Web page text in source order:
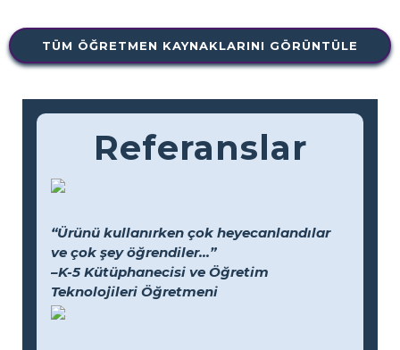
TÜM ÖĞRETMEN KAYNAKLARINI GÖRÜNTÜLE
Referanslar
“Ürünü kullanırken çok heyecanlandılar
ve çok şey öğrendiler...”
–K-5 Kütüphanecisi ve Öğretim
Teknolojileri Öğretmeni